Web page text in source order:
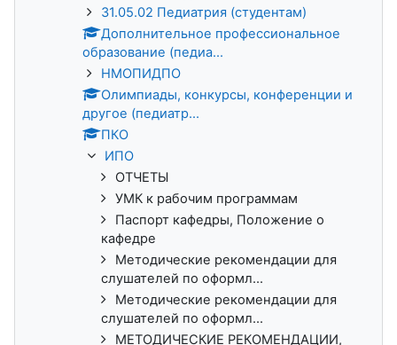
31.05.02 Педиатрия (студентам)
Дополнительное профессиональное
образование (педиа...
НМОПИДПО
Олимпиады, конкурсы, конференции и
другое (педиатр...
ПКО
ИПО
ОТЧЕТЫ
УМК к рабочим программам
Паспорт кафедры, Положение о
кафедре
Методические рекомендации для
слушателей по оформл...
Методические рекомендации для
слушателей по оформл...
МЕТОДИЧЕСКИЕ РЕКОМЕНДАЦИИ,